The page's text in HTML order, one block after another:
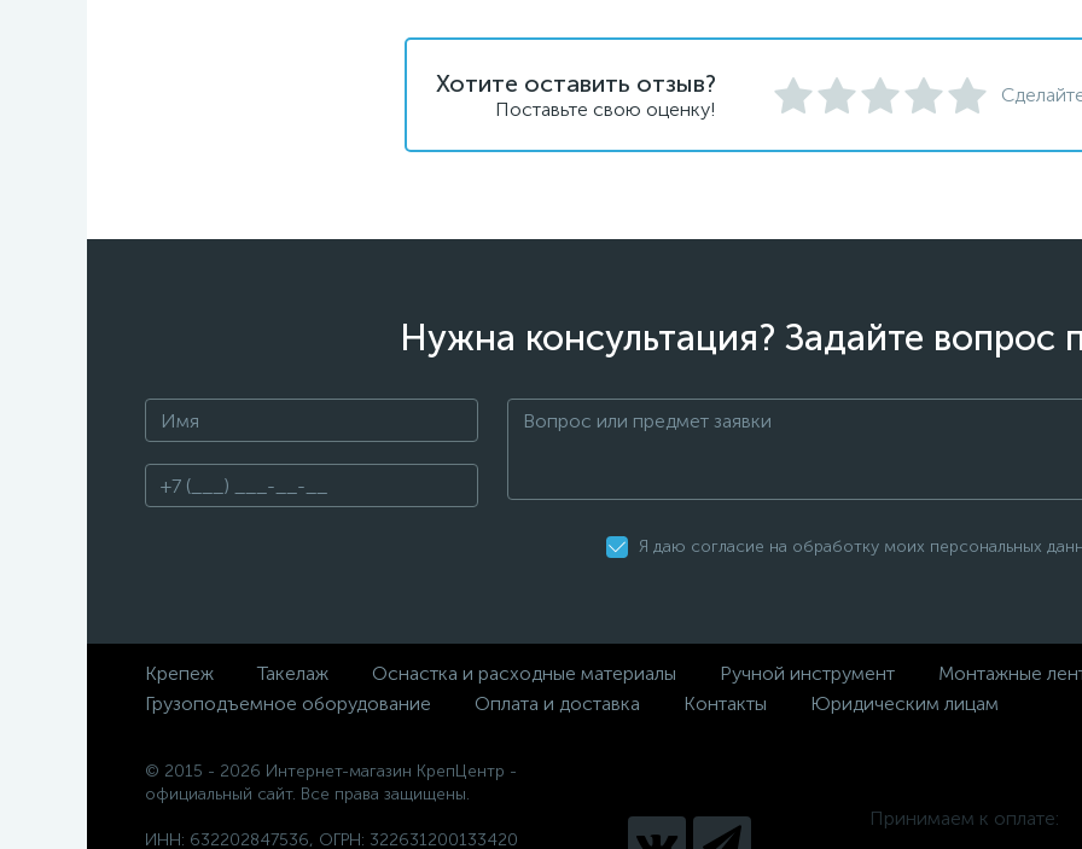
Хотите оставить отзыв?
Поставьте свою оценку!
Нужна консультация? Задайте вопрос
Я даю согласие на обработку моих персональных
Крепеж Такелаж Оснастка и расходные материалы Ручной инструмент
Монтажные
Грузоподъемное оборудование
Оплата и доставка Контакты Юридическим лицам
© 2015 - 2026 Интернет-магазин КрепЦентр -
официальный сайт. Все права защищены.
ИНН: 632202847536, ОГРН: 322631200133420
Принимаем к оплате: